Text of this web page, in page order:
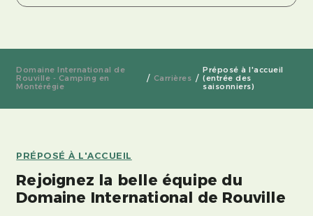
Domaine International de
Rouville - Camping en
Montérégie
Carrières
Préposé à l'accueil
(entrée des
saisonniers)
PRÉPOSÉ À L'ACCUEIL
Rejoignez la belle équipe du
Domaine International de Rouville